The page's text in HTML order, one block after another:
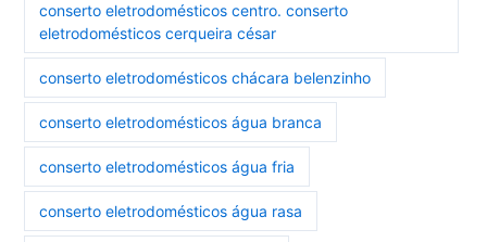
conserto eletrodomésticos centro. conserto
eletrodomésticos cerqueira césar
conserto eletrodomésticos chácara belenzinho
conserto eletrodomésticos água branca
conserto eletrodomésticos água fria
conserto eletrodomésticos água rasa